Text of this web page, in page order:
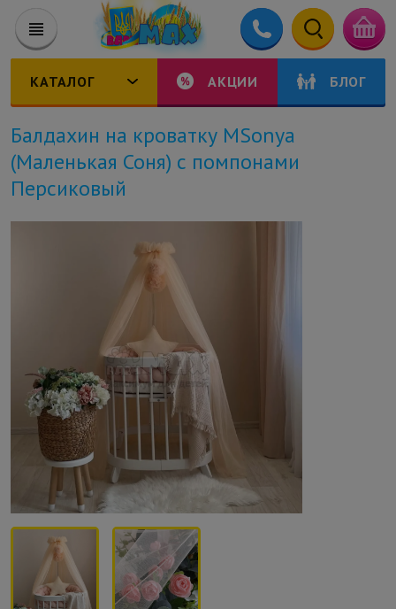
КАТАЛОГ АКЦИИ БЛОГ
Балдахин на кроватку MSonya
(Маленькая Соня) с помпонами
Персиковый